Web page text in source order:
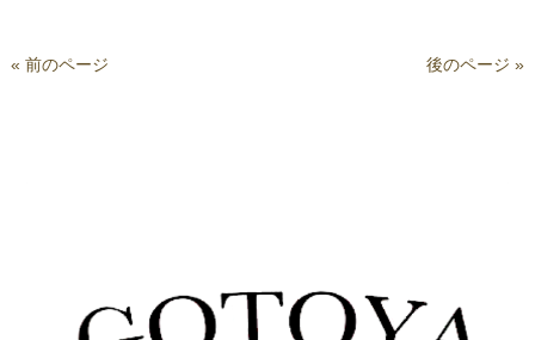
« 前のページ 後のページ »